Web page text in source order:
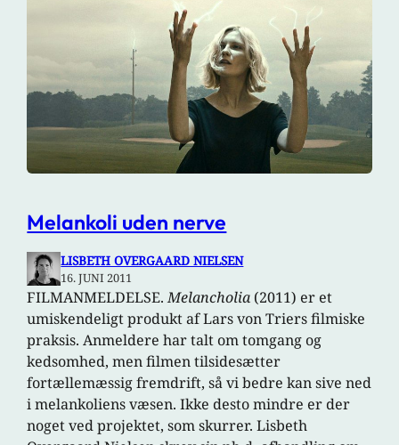
Melankoli uden nerve
LISBETH OVERGAARD NIELSEN
16. JUNI 2011
FILMANMELDELSE.Melancholia (2011) er et
umiskendeligt produkt af Lars von Triers filmiske
praksis. Anmeldere har talt om tomgang og
kedsomhed, men filmen tilsidesætter
fortællemæssig fremdrift, så vi bedre kan sive ned
i melankoliens væsen. Ikke desto mindre er der
noget ved projektet, som skurrer. Lisbeth